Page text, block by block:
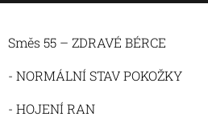
Směs 55 – ZDRAVÉ BÉRCE
- NORMÁLNÍ STAV POKOŽKY
- HOJENÍ RAN